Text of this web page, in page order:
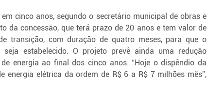
cinco anos, segundo o secretário municipal de obras e
da concessão, que terá prazo de 20 anos e tem valor de
transição, com duração de quatro meses, para que o
estabelecido. O projeto prevê ainda uma redução
energia ao final dos cinco anos. “Hoje o dispêndio da
energia elétrica da ordem de R$ 6 a R$ 7 milhões mês”,